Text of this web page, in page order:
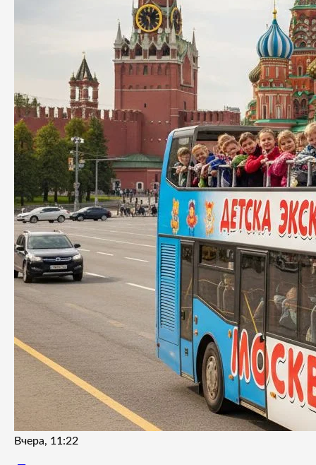
Вчера, 11:22